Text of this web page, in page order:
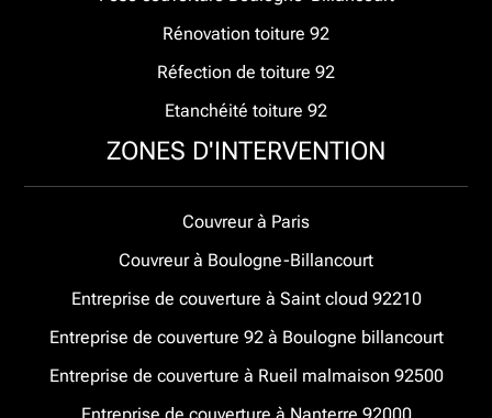
Rénovation toiture 92
Réfection de toiture 92
Etanchéité toiture 92
ZONES D'INTERVENTION
Couvreur à Paris
Couvreur à Boulogne-Billancourt
Entreprise de couverture à Saint cloud 92210
Entreprise de couverture 92 à Boulogne billancourt
Entreprise de couverture à Rueil malmaison 92500